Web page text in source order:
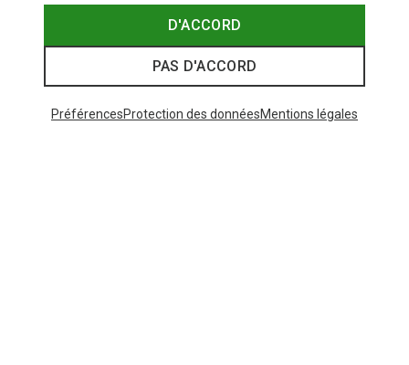
D'ACCORD
PAS D'ACCORD
PréférencesProtection des donnéesMentions légales